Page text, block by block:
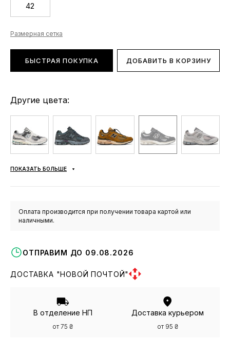
42
Размерная сетка
БЫСТРАЯ ПОКУПКА ДОБАВИТЬ В КОРЗИНУ
Другие цвета:
ПОКАЗАТЬ БОЛЬШЕ
Оплата производится при получении товара картой или
наличными.
ОТПРАВИМ ДО 09.08.2026
ДОСТАВКА "НОВОЙ ПОЧТОЙ"
В отделение НП
от 75 ₴
Доставка курьером
от 95 ₴